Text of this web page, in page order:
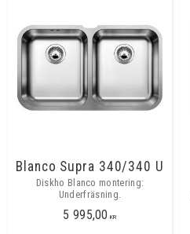
Blanco Supra 340/340 U
Diskho Blanco montering:
Underfräsning.
5 995,00 KR